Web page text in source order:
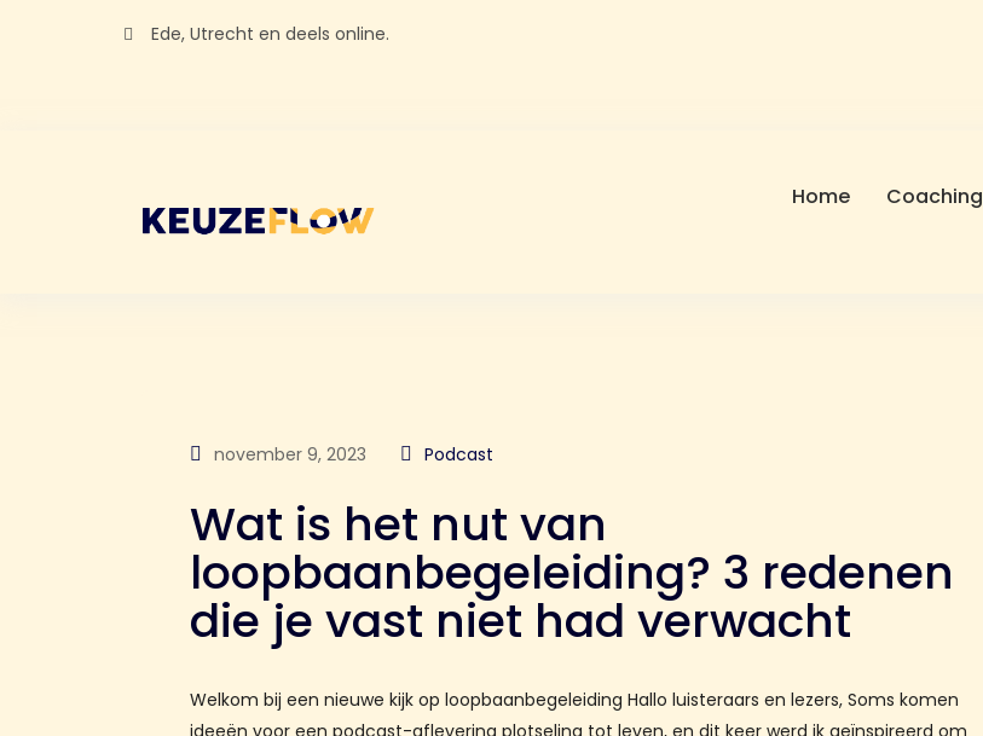
Ede, Utrecht en deels online.
Home Coaching
november 9, 2023 Podcast
Wat is het nut van
loopbaanbegeleiding? 3 redenen
die je vast niet had verwacht
Welkom bij een nieuwe kijk op loopbaanbegeleiding Hallo luisteraars en lezers, Soms komen
ideeën voor een podcast-aflevering plotseling tot leven, en dit keer werd ik geïnspireerd om